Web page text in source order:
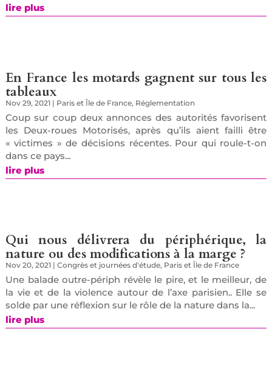
lire plus
En France les motards gagnent sur tous les
tableaux
Nov 29, 2021| Paris et Île de France, Réglementation
Coup sur coup deux annonces des autorités favorisent
les Deux-roues Motorisés, après qu’ils aient failli être
« victimes » de décisions récentes. Pour qui roule-t-on
dans ce pays...
lire plus
Qui nous délivrera du périphérique, la
nature ou des modifications à la marge ?
Nov 20, 2021| Congrès et journées d'étude, Paris et Île de France
Une balade outre-périph révèle le pire, et le meilleur, de
la vie et de la violence autour de l’axe parisien.. Elle se
solde par une réflexion sur le rôle de la nature dans la...
lire plus